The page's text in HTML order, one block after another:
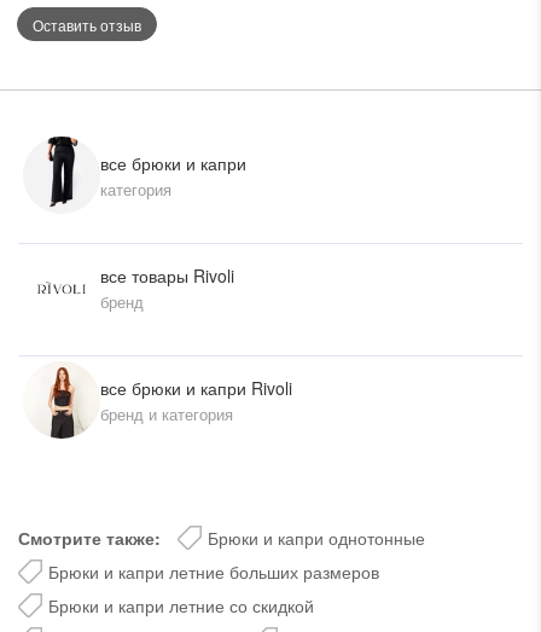
Оставить отзыв
все брюки и капри
категория
все товары Rivoli
бренд
все брюки и капри Rivoli
бренд и категория
Смотрите также:
Брюки и капри однотонные
Брюки и капри летние больших размеров
Брюки и капри летние со скидкой